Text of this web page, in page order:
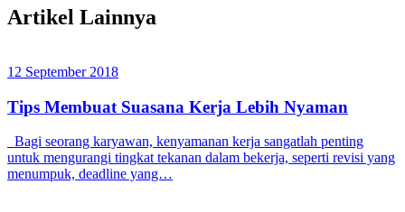
Artikel Lainnya
12 September 2018
Tips Membuat Suasana Kerja Lebih Nyaman
Bagi seorang karyawan, kenyamanan kerja sangatlah penting
untuk mengurangi tingkat tekanan dalam bekerja, seperti revisi yang
menumpuk, deadline yang…